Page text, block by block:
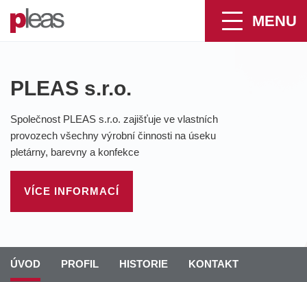
MENU
PLEAS s.r.o.
Společnost PLEAS s.r.o. zajišťuje ve vlastních
provozech všechny výrobní činnosti na úseku
pletárny, barevny a konfekce
VÍCE INFORMACÍ
ÚVOD PROFIL HISTORIE KONTAKT